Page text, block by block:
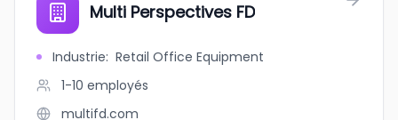
Multi Perspectives FD
Industrie: Retail Office Equipment
1-10 employés
multifd.com